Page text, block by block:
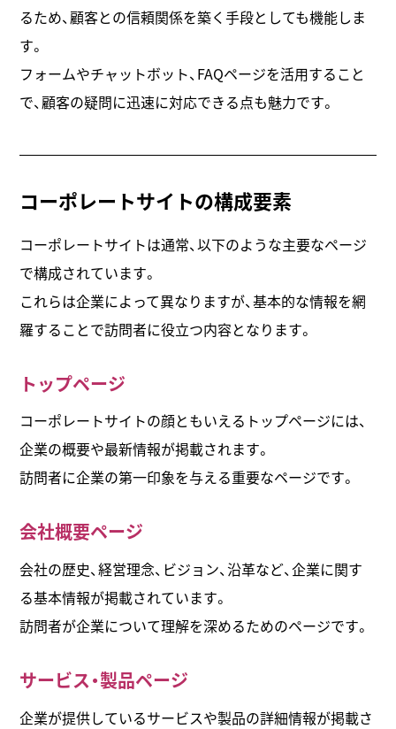
るため、顧客との信頼関係を築く手段としても機能しま
す。
フォームやチャットボット、FAQページを活用すること
で、顧客の疑問に迅速に対応できる点も魅力です。
コーポレートサイトの構成要素
コーポレートサイトは通常、以下のような主要なページ
で構成されています。
これらは企業によって異なりますが、基本的な情報を網
羅することで訪問者に役立つ内容となります。
トップページ
コーポレートサイトの顔ともいえるトップページには、
企業の概要や最新情報が掲載されます。
訪問者に企業の第一印象を与える重要なページです。
会社概要ページ
会社の歴史、経営理念、ビジョン、沿革など、企業に関す
る基本情報が掲載されています。
訪問者が企業について理解を深めるためのページです。
サービス・製品ページ
企業が提供しているサービスや製品の詳細情報が掲載さ